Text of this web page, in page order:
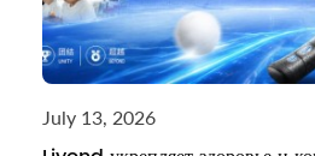
July 13, 2026